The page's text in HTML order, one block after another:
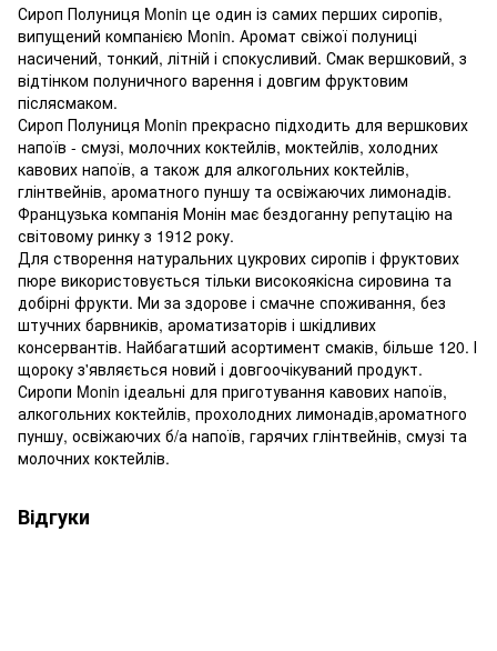
Сироп Полуниця Monin це один із самих перших сиропів,
випущений компанією Monin. Аромат свіжої полуниці
насичений, тонкий, літній і спокусливий. Смак вершковий, з
відтінком полуничного варення і довгим фруктовим
післясмаком.
Сироп Полуниця Monin прекрасно підходить для вершкових
напоїв - смузі, молочних коктейлів, моктейлів, холодних
кавових напоїв, а також для алкогольних коктейлів,
глінтвейнів, ароматного пуншу та освіжаючих лимонадів.
Французька компанія Монін має бездоганну репутацію на
світовому ринку з 1912 року.
Для створення натуральних цукрових сиропів і фруктових
пюре використовується тільки високоякісна сировина та
добірні фрукти. Ми за здорове і смачне споживання, без
штучних барвників, ароматизаторів і шкідливих
консервантів. Найбагатший асортимент смаків, більше 120. І
щороку з'являється новий і довгоочікуваний продукт.
Сиропи Monin ідеальні для приготування кавових напоїв,
алкогольних коктейлів, прохолодних лимонадів,ароматного
пуншу, освіжаючих б/а напоїв, гарячих глінтвейнів, смузі та
молочних коктейлів.
Відгуки